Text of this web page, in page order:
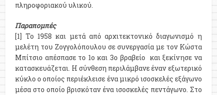
πληροφοριακού υλικού.
Παραπομπές
[1] Το 1958 και μετά από αρχιτεκτονικό διαγωνισμό η
μελέτη του Ζογγολόπουλου σε συνεργασία με τον Κώστα
Μπίτσιο απέσπασε το 1ο και 3ο βραβείο και ξεκίνησε να
κατασκευάζεται. Η σύνθεση περιλάμβανε έναν εξωτερικό
κύκλο ο οποίος περιέκλεισε ένα μικρό ισοσκελές εξάγωνο
μέσα στο οποίο βρισκόταν ένα ισοσκελές πεντάγωνο. Στο